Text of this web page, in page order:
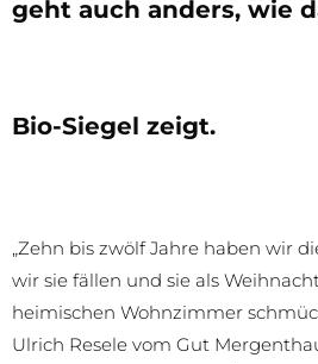
geht auch anders, wie
Bio-Siegel zeigt.
„Zehn bis zwölf Jahre haben wir
wir sie fällen und sie als
heimischen Wohnzimmer
Ulrich Resele vom Gut